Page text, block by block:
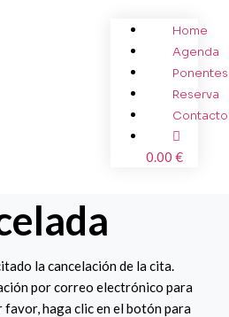
Home
Agenda
Ponentes
Reserva
Contacto
0.00 €
la cancelación de la cita.
por correo electrónico para
favor, haga clic en el botón para